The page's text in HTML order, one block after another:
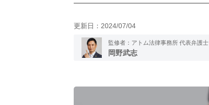
更新日： 2024/07/04
監修者：アトム法律事務所 代表弁護士
岡野武志